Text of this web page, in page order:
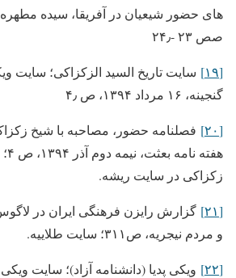
صص ۲۳ -۲۴٫
[۱۹]
سایت تاریخ السید الزکزاکی؛ سایت
گنجینه، ۱۶ مرداد ۱۳۹۴، ص ۴٫
[۲۰]
زکزاکی در سایت ریشه.
[۲۱]
و مردم نیجریه، ص۳۱۱؛ سایت طلاییه.
[۲۲]
ویکی پدیا (دانشنامه آزاد)؛ سایت